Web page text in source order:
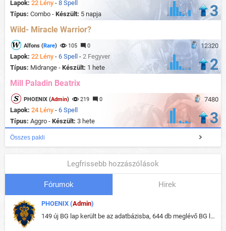
Lapok: 22 Lény - 8 Spell
Típus: Combo - Készült: 5 napja 3
Wild- Miracle Warrior?
12320
Alfons (Rare) 105 0
Lapok: 22 Lény - 6 Spell - 2 Fegyver
Típus: Midrange - Készült: 1 hete 2
Mill Paladin Beatrix
7480
PHOENIX (Admin) 219 0
Lapok: 24 Lény - 6 Spell
Típus: Aggro - Készült: 3 hete 3
Összes pakli
Legfrissebb hozzászólások
Fórumok Hirek
PHOENIX (Admin)
149 új BG lap került be az adatbázisba, 644 db meglévő BG lap módosult, bekerültek az új képek a megváltozott lapokhoz is.